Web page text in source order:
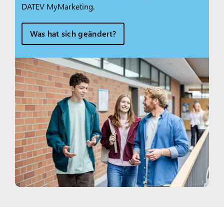
DATEV MyMarketing.
Was hat sich geändert?